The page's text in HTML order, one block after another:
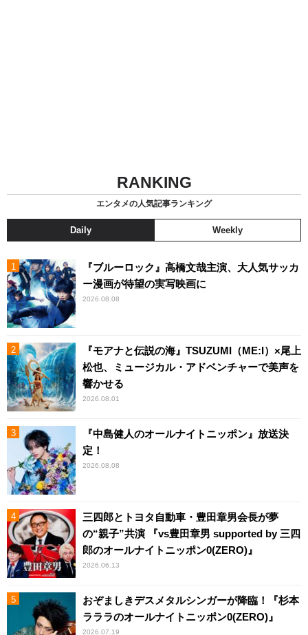
RANKING
エンタメの人気記事ランキング
Daily Weekly
『ブルーロック』高橋文哉主演、大人気サッカ
ー漫画が待望の実写映画に
2026.08.08
『モアナと伝説の海』TSUZUMI（ME:I）×尾上
松也、ミュージカル・アドベンチャーで美声を
響かせる
2026.08.01
『中島健人のオールナイトニッポン』放送決
定！
2026.08.08
三四郎とトヨタ自動車・豊田章男会長が夢
の“親子”共演 『vs豊田章男 supported by 三四
郎のオールナイトニッポン0(ZERO)』
2026.06.13
おぞましきデスメタルシンガーが降臨！『杉本
ラララのオールナイトニッポン0(ZERO)』
2026.07.19